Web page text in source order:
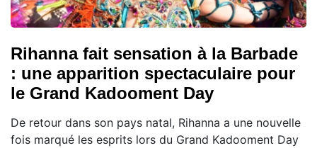
Rihanna fait sensation à la Barbade
: une apparition spectaculaire pour
le Grand Kadooment Day
De retour dans son pays natal, Rihanna a une nouvelle
fois marqué les esprits lors du Grand Kadooment Day